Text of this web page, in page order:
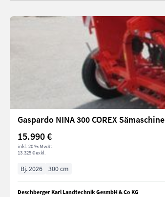
Gaspardo NINA 300 COREX Sämaschine
15.990 €
inkl. 20 % MwSt.
13.325 € exkl.
Bj. 2026 300 cm
Deschberger Karl Landtechnik GesmbH & Co KG